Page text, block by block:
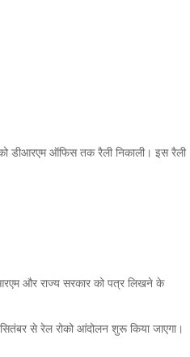
डीआरएम ऑफिस तक रैली निकाली। इस रैली
और राज्य सरकार को पत्र लिखने के
से रेल रोको आंदोलन शुरू किया जाएगा।